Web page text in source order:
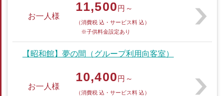
お一人様
11,500円～
（消費税 込・サービス料 込）
※子供料金設定あり
【昭和館】夢の間（グループ利用向客室）
お一人様
10,400円～
（消費税 込・サービス料 込）